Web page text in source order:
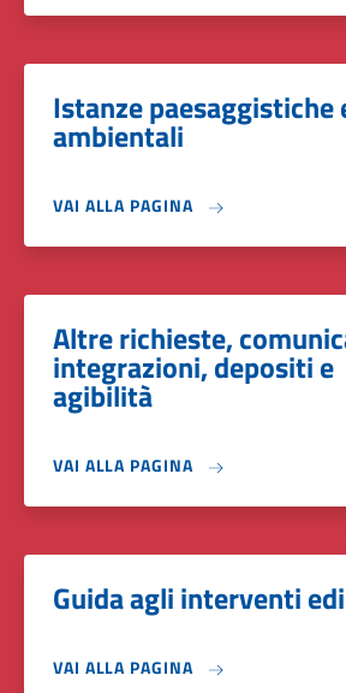
Istanze paesaggistiche
ambientali
VAI ALLA PAGINA
Altre richieste,
integrazioni, depositi e
agibilità
VAI ALLA PAGINA
Guida agli interventi
VAI ALLA PAGINA